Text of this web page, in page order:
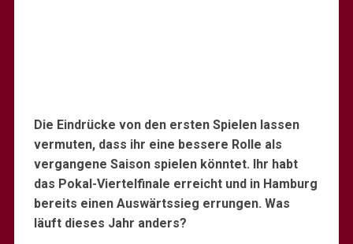
Die Eindrücke von den ersten Spielen lassen
vermuten, dass ihr eine bessere Rolle als
vergangene Saison spielen könntet. Ihr habt
das Pokal-Viertelfinale erreicht und in Hamburg
bereits einen Auswärtssieg errungen. Was
läuft dieses Jahr anders?